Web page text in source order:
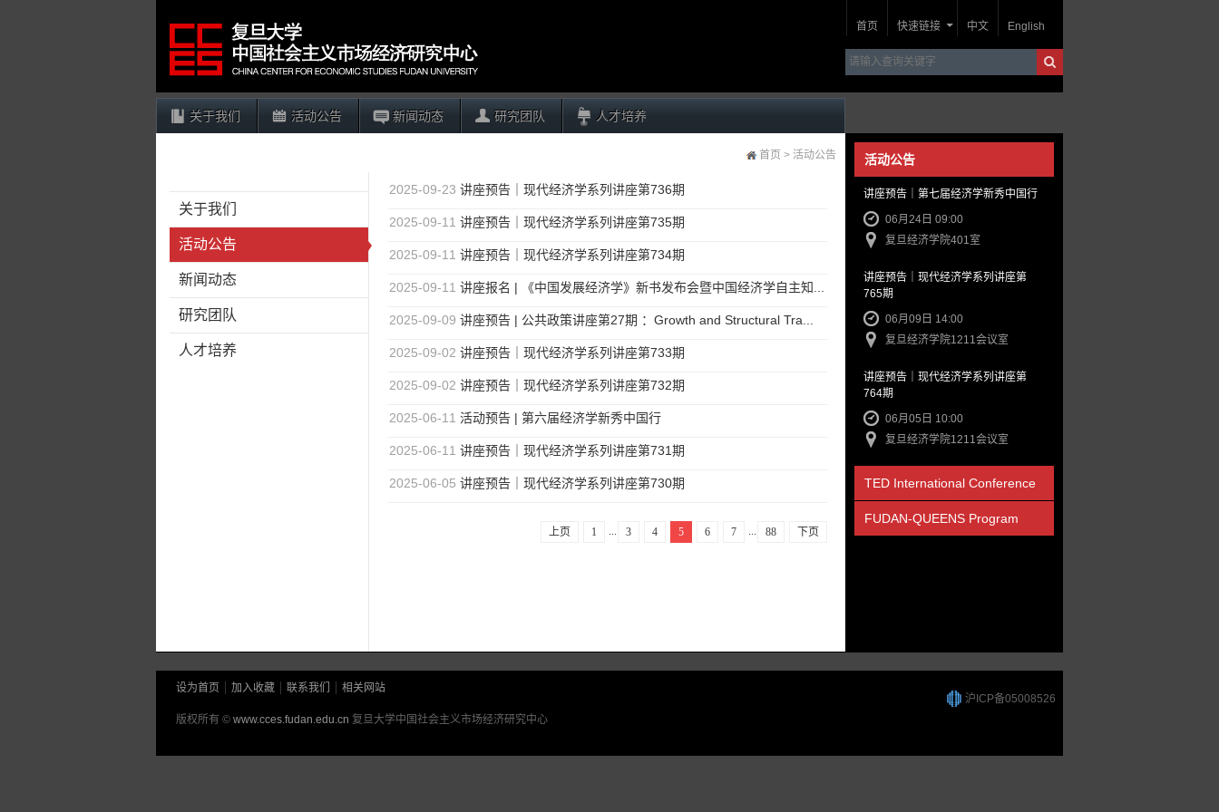
首页 快速链接 中文 English
关于我们 活动公告 新闻动态 研究团队 人才培养
关于我们
活动公告
新闻动态
研究团队
人才培养
首页 > 活动公告
2025-09-23 讲座预告｜现代经济学系列讲座第736期
2025-09-11 讲座预告｜现代经济学系列讲座第735期
2025-09-11 讲座预告｜现代经济学系列讲座第734期
2025-09-11 讲座报名 | 《中国发展经济学》新书发布会暨中国经济学自主知...
2025-09-09 讲座预告 | 公共政策讲座第27期 ：Growth and Structural Tra...
2025-09-02 讲座预告｜现代经济学系列讲座第733期
2025-09-02 讲座预告｜现代经济学系列讲座第732期
2025-06-11 活动预告 | 第六届经济学新秀中国行
2025-06-11 讲座预告｜现代经济学系列讲座第731期
2025-06-05 讲座预告｜现代经济学系列讲座第730期
上页 1 3 4 5 6 7 88 下页
活动公告
讲座预告｜第七届经济学新秀中国行
06月24日 09:00
复旦经济学院401室
讲座预告｜现代经济学系列讲座第
765期
06月09日 14:00
复旦经济学院1211会议室
讲座预告｜现代经济学系列讲座第
764期
06月05日 10:00
复旦经济学院1211会议室
TED International Conference
FUDAN-QUEENS Program
设为首页 加入收藏 联系我们 相关网站
版权所有 © www.cces.fudan.edu.cn 复旦大学中国社会主义市场经济研究中心
沪ICP备05008526